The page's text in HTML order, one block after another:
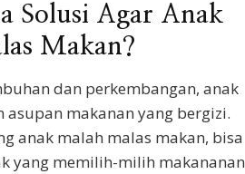
Solusi Agar Anak
Makan?
dan perkembangan, anak
asupan makanan yang bergizi.
anak malah malas makan, bisa
yang memilih-milih makananan